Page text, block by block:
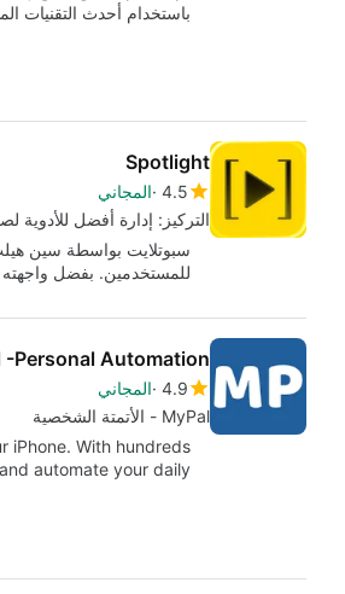
باستخدام أحدث التقنيات
Spotlight
4.5 المجاني
التركيز: إدارة أفضل للأدوية
سبوتلايت بواسطة سين
للمستخدمين. بفضل واجهته
-Personal Automation
4.9 المجاني
MyPal - الأتمتة الشخصية
iPhone. With hundreds
automate your daily…